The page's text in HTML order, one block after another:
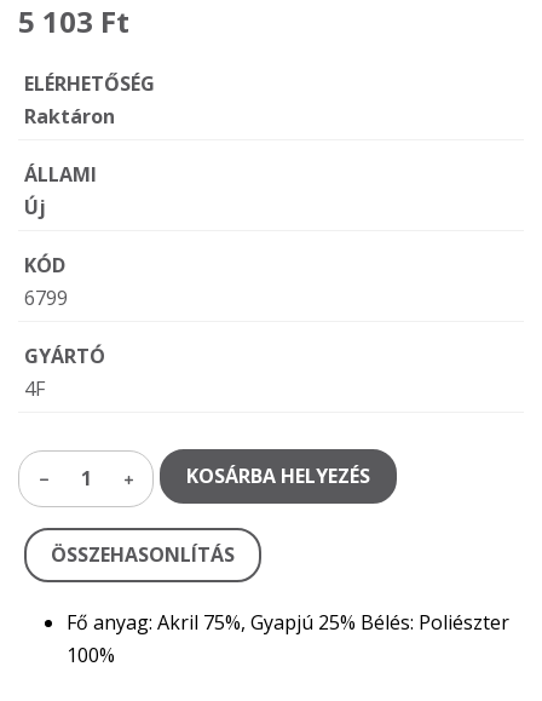
5 103 Ft
ELÉRHETŐSÉG
Raktáron
ÁLLAMI
Új
KÓD
6799
GYÁRTÓ
4F
1 KOSÁRBA HELYEZÉS
ÖSSZEHASONLÍTÁS
Fő anyag: Akril 75%, Gyapjú 25% Bélés: Poliészter
100%